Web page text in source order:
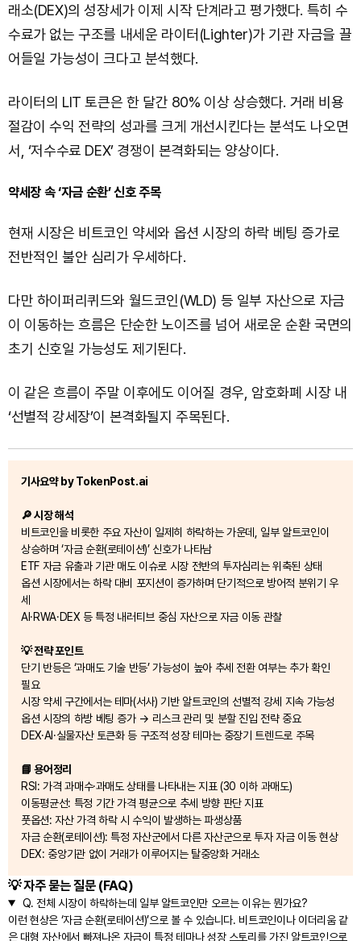
래소(DEX)의 성장세가 이제 시작 단계라고 평가했다. 특히 수
수료가 없는 구조를 내세운 라이터(Lighter)가 기관 자금을 끌
어들일 가능성이 크다고 분석했다.
라이터의 LIT 토큰은 한 달간 80% 이상 상승했다. 거래 비용
절감이 수익 전략의 성과를 크게 개선시킨다는 분석도 나오면
서, ‘저수수료 DEX’ 경쟁이 본격화되는 양상이다.
약세장 속 ‘자금 순환’ 신호 주목
현재 시장은 비트코인 약세와 옵션 시장의 하락 베팅 증가로
전반적인 불안 심리가 우세하다.
다만 하이퍼리퀴드와 월드코인(WLD) 등 일부 자산으로 자금
이 이동하는 흐름은 단순한 노이즈를 넘어 새로운 순환 국면의
초기 신호일 가능성도 제기된다.
이 같은 흐름이 주말 이후에도 이어질 경우, 암호화폐 시장 내
‘선별적 강세장’이 본격화될지 주목된다.
기사요약 by TokenPost.ai
🔎 시장 해석
비트코인을 비롯한 주요 자산이 일제히 하락하는 가운데, 일부 알트코인이
상승하며 ‘자금 순환(로테이션)’ 신호가 나타남
ETF 자금 유출과 기관 매도 이슈로 시장 전반의 투자심리는 위축된 상태
옵션 시장에서는 하락 대비 포지션이 증가하며 단기적으로 방어적 분위기 우
세
AI·RWA·DEX 등 특정 내러티브 중심 자산으로 자금 이동 관찰
💡 전략 포인트
단기 반등은 ‘과매도 기술 반등’ 가능성이 높아 추세 전환 여부는 추가 확인
필요
시장 약세 구간에서는 테마(서사) 기반 알트코인의 선별적 강세 지속 가능성
옵션 시장의 하방 베팅 증가 → 리스크 관리 및 분할 진입 전략 중요
DEX·AI·실물자산 토큰화 등 구조적 성장 테마는 중장기 트렌드로 주목
📘 용어정리
RSI: 가격 과매수·과매도 상태를 나타내는 지표 (30 이하 과매도)
이동평균선: 특정 기간 가격 평균으로 추세 방향 판단 지표
풋옵션: 자산 가격 하락 시 수익이 발생하는 파생상품
자금 순환(로테이션): 특정 자산군에서 다른 자산군으로 투자 자금 이동 현상
DEX: 중앙기관 없이 거래가 이루어지는 탈중앙화 거래소
💡 자주 묻는 질문 (FAQ)
Q. 전체 시장이 하락하는데 일부 알트코인만 오르는 이유는 뭔가요?
이런 현상은 ‘자금 순환(로테이션)’으로 볼 수 있습니다. 비트코인이나 이더리움 같
은 대형 자산에서 빠져나온 자금이 특정 테마나 성장 스토리를 가진 알트코인으로